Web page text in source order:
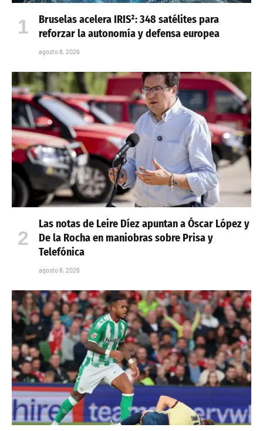
Bruselas acelera IRIS²: 348 satélites para
reforzar la autonomía y defensa europea
agosto 8, 2026
Las notas de Leire Díez apuntan a Óscar López y
De la Rocha en maniobras sobre Prisa y
Telefónica
agosto 8, 2026